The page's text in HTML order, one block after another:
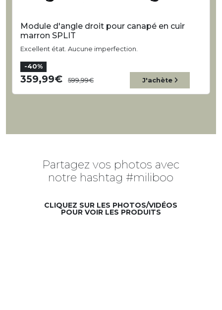
Module d'angle droit pour canapé en cuir
marron SPLIT
Excellent état. Aucune imperfection.
-40%
359,99 599,99 J'achète
Partagez vos photos avec
notre hashtag #miliboo
CLIQUEZ SUR LES PHOTOS/VIDÉOS
POUR VOIR LES PRODUITS